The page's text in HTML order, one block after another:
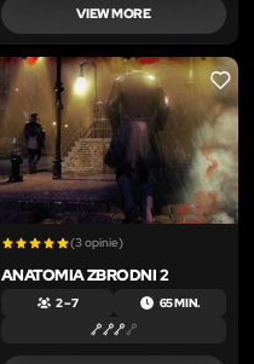
VIEW MORE
LIKE
(3 opinie)
ANATOMIA ZBRODNI 2
2 – 7 65 MIN.